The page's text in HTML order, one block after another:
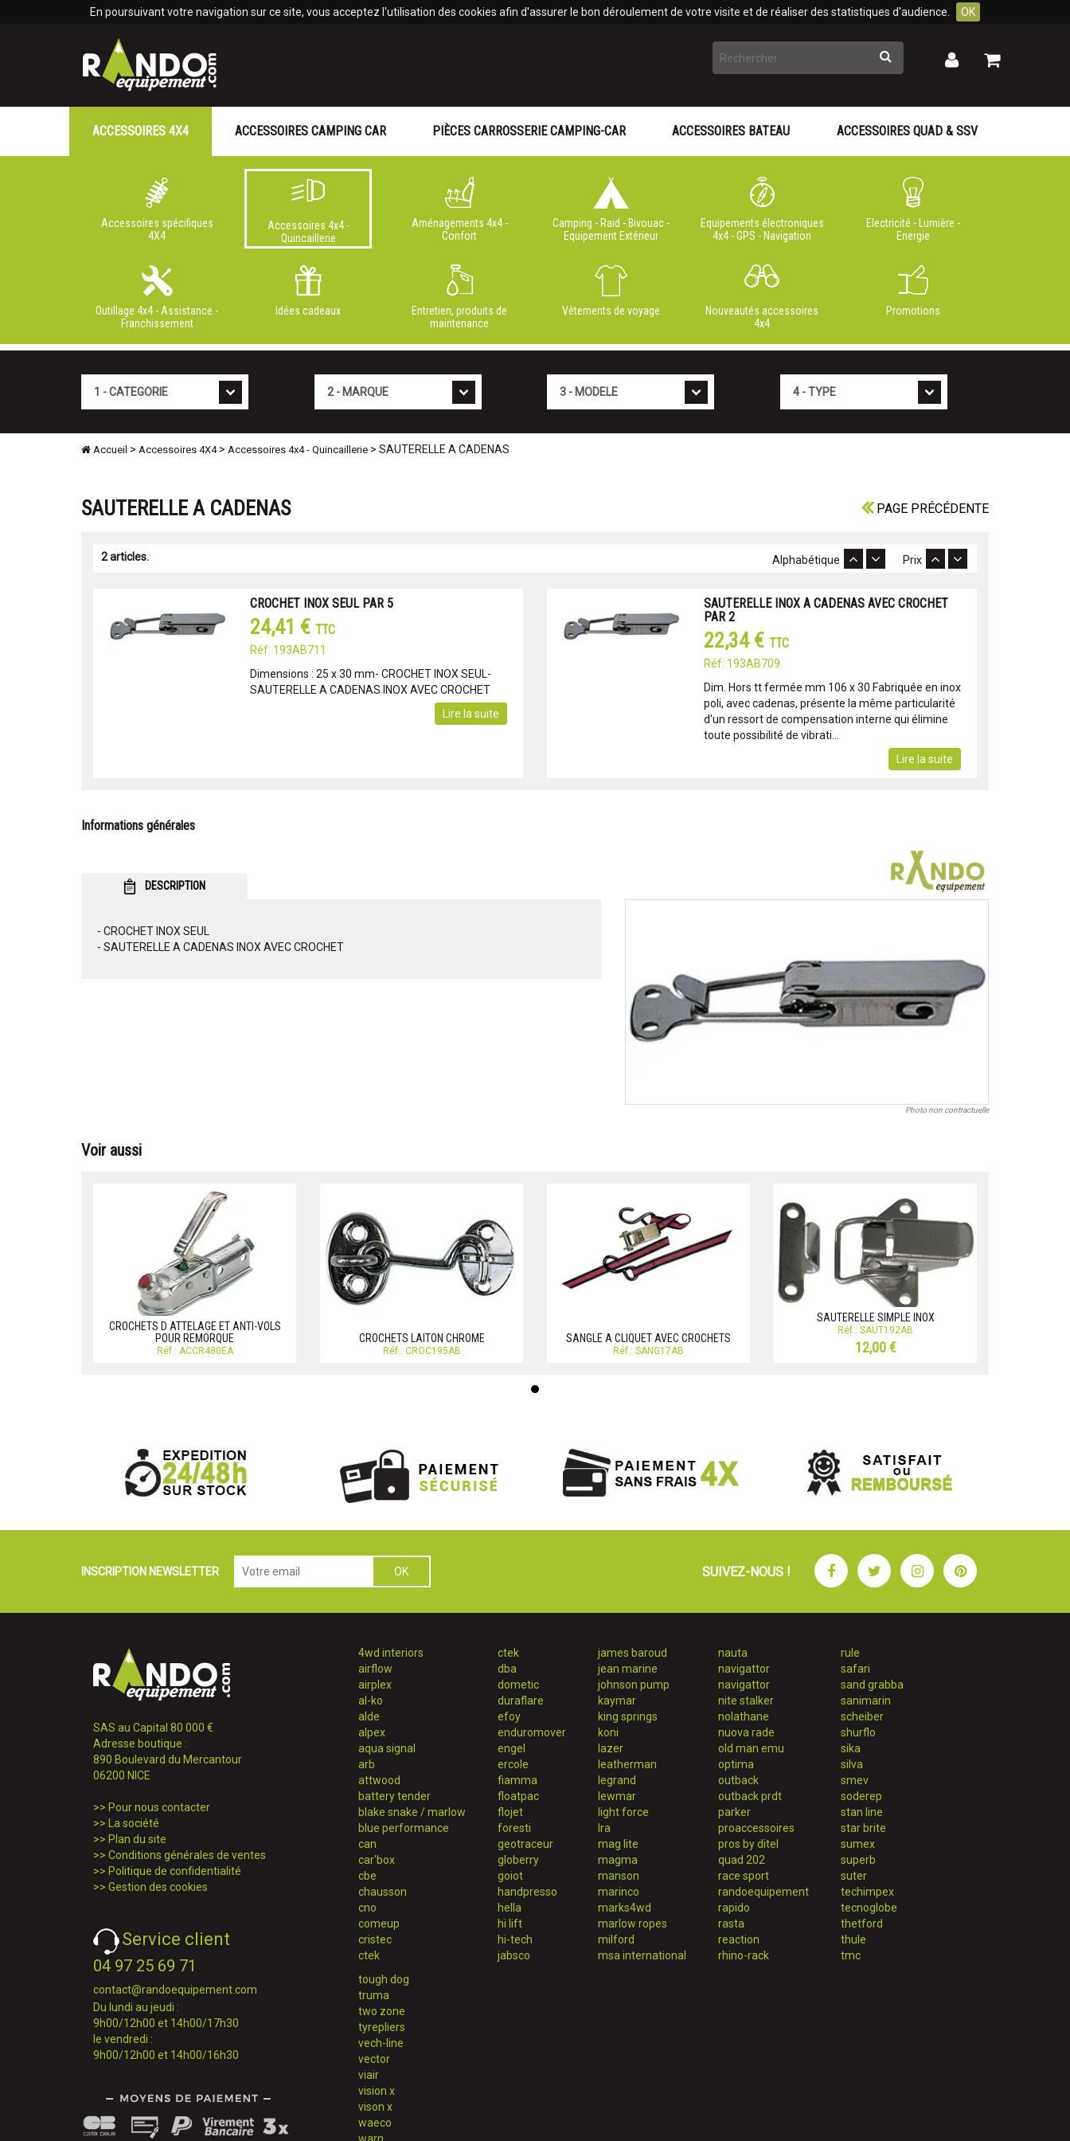
En poursuivant votre navigation sur ce site, vous acceptez l'utilisation des cookies afin d'assurer le bon déroulement de votre visite et de réaliser des statistiques d'audience. OK
Rechercher Mon
Mon
ACCESSOIRES 4X4
Accessoires spécifiques
4X4
Accessoires 4x4 -
Quincaillerie
Aménagements 4x4 -
Confort
Camping - Raid - Bivouac -
Equipement Extérieur
Equipements électroniques
4x4 - GPS - Navigation
Electricité - Lumière -
Energie
Outillage 4x4 - Assistance -
Franchissement
Idées cadeaux
Entretien, produits de
maintenance
Vêtements de voyage
Nouveautés accessoires
4x4
Promotions
ACCESSOIRES CAMPING CAR PIÈCES CARROSSERIE CAMPING-CAR ACCESSOIRES BATEAU ACCESSOIRES QUAD & SSV
Accueil > Accessoires 4X4> Accessoires 4x4 - Quincaillerie > SAUTERELLE A CADENAS
PAGE PRÉCÉDENTE
SAUTERELLE A CADENAS
2 articles. Prix
Alphabétique
CROCHET INOX SEUL PAR 5
24,41 € TTC
Réf: 193AB711
Dimensions : 25 x 30 mm- CROCHET INOX SEUL-
SAUTERELLE A CADENAS INOX AVEC CROCHET
Lire la suite
SAUTERELLE INOX A CADENAS AVEC CROCHET
PAR 2
22,34 € TTC
Réf: 193AB709
Dim. Hors tt fermée mm 106 x 30 Fabriquée en inox
poli, avec cadenas, présente la même particularité
d'un ressort de compensation interne qui élimine
toute possibilité de vibrati...
Lire la suite
Informations générales
DESCRIPTION
- CROCHET INOX SEUL
- SAUTERELLE A CADENAS INOX AVEC CROCHET
Photo non contractuelle
Voir aussi
CROCHETS D ATTELAGE ET ANTI-VOLS
POUR REMORQUE
Réf.: ACCR480EA
CROCHETS LAITON CHROME
Réf.: CROC195AB
SANGLE A CLIQUET AVEC CROCHETS
Réf.: SANG17AB
SAUTERELLE SIMPLE INOX
Réf.: SAUT192AB
12,00 €
INSCRIPTION NEWSLETTER SUIVEZ-NOUS ! FacebookTwitterInstagramPinterest
SAS au Capital 80 000 €
Adresse boutique :
890 Boulevard du Mercantour
06200 NICE
>> Pour nous contacter
>> La société
>> Plan du site
>> Conditions générales de ventes
>> Politique de confidentialité
>> Gestion des cookies
Service client
04 97 25 69 71
contact@randoequipement.com
Du lundi au jeudi :
9h00/12h00 et 14h00/17h30
le vendredi :
9h00/12h00 et 14h00/16h30
4wd interiors
airflow
airplex
al-ko
alde
alpex
aqua signal
arb
attwood
battery tender
blake snake / marlow
blue performance
can
car'box
cbe
chausson
cno
comeup
cristec
ctek
ctek
dba
dometic
duraflare
efoy
enduromover
engel
ercole
fiamma
floatpac
flojet
foresti
geotraceur
globerry
goiot
handpresso
hella
hi lift
hi-tech
jabsco
james baroud
jean marine
johnson pump
kaymar
king springs
koni
lazer
leatherman
legrand
lewmar
light force
lra
mag lite
magma
manson
marinco
marks4wd
marlow ropes
milford
msa international
nauta
navigattor
navigattor
nite stalker
nolathane
nuova rade
old man emu
optima
outback
outback prdt
parker
proaccessoires
pros by ditel
quad 202
race sport
randoequipement
rapido
rasta
reaction
rhino-rack
rule
safari
sand grabba
sanimarin
scheiber
shurflo
sika
silva
smev
soderep
stan line
star brite
sumex
superb
suter
techimpex
tecnoglobe
thetford
thule
tmc
tough dog
truma
two zone
tyrepliers
vech-line
vector
viair
vision x
vison x
waeco
warn
Panneau de gestion des cookies